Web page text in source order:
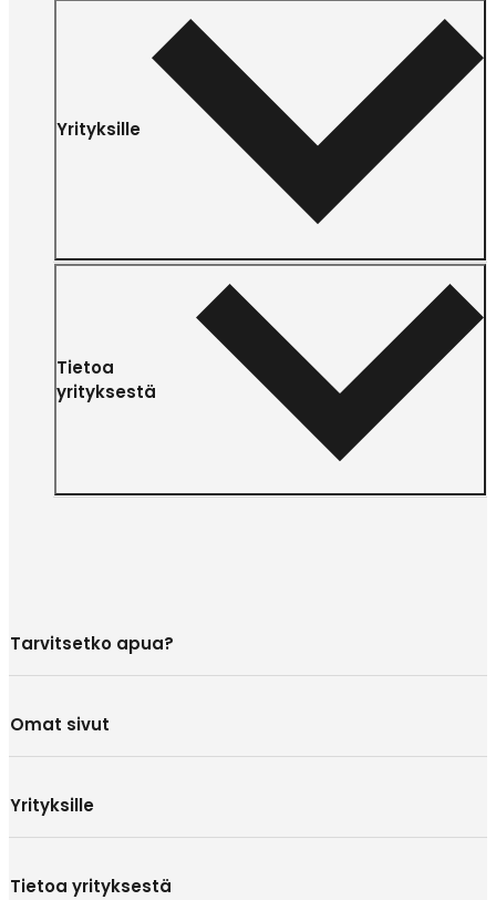
Yrityksille
Tietoa
yrityksestä
Tarvitsetko apua?
Omat sivut
Yrityksille
Tietoa yrityksestä